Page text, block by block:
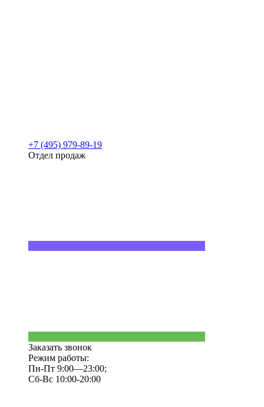
+7 (495) 979-89-19
Отдел продаж
Заказать звонок
Режим работы:
Пн-Пт 9:00—23:00;
Сб-Вс 10:00-20:00